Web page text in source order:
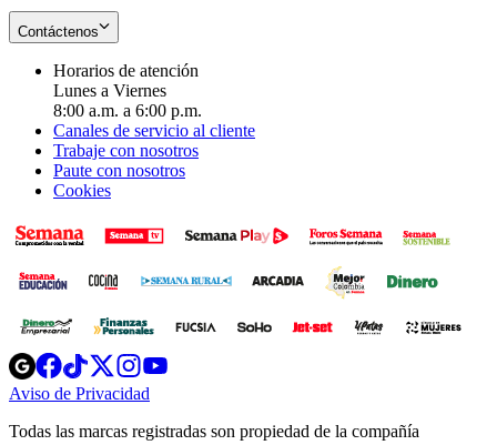
Contáctenos
Horarios de atención
Lunes a Viernes
8:00 a.m. a 6:00 p.m.
Canales de servicio al cliente
Trabaje con nosotros
Paute con nosotros
Cookies
Opens
in
new
Opens
in
new
Opens
in
new
window
Opens
new
windowwindow
Aviso de Privacidad
new
Todas las marcas registradas son propiedad de la compañía